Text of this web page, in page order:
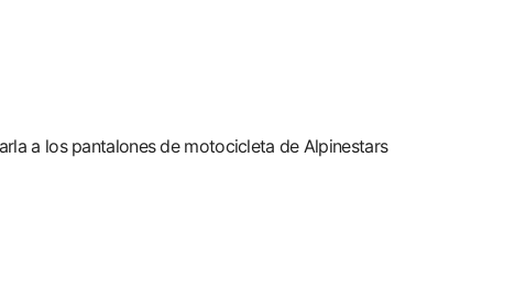
a los pantalones de motocicleta de Alpinestars